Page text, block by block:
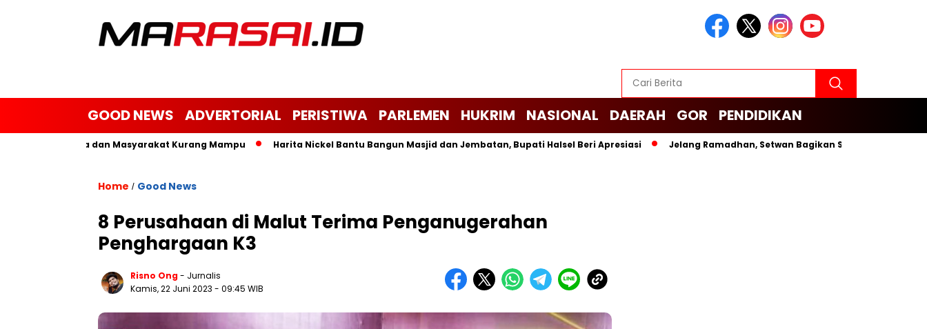
GOOD NEWS ADVERTORIAL PERISTIWA PARLEMEN HUKRIM NASIONAL DAERAH GOR PENDIDIKAN
Janda dan Masyarakat Kurang Mampu Harita Nickel Bantu Bangun Masjid dan Jembatan, Bupati Halsel Beri Apresiasi Jelang Ramadhan, Setwan Bagikan Sembako untuk
Home / Good News
8 Perusahaan di Malut Terima Penganugerahan
Penghargaan K3
Risno Ong- Jurnalis
Kamis, 22 Juni 2023 - 09:45 WIB